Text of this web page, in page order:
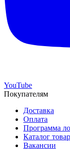
YouTube
Покупателям
Доставка
Оплата
Программа
Каталог
Вакансии